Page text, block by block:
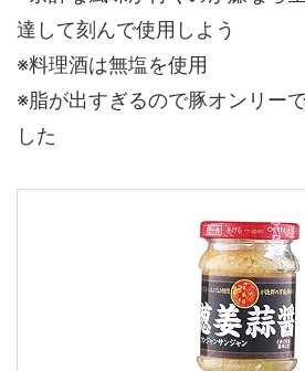
達して刻んで使用しよう
※料理酒は無塩を使用
※脂が出すぎるので豚オンリー
した